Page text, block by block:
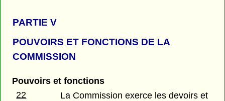
PARTIEV
POUVOIRS ET FONCTIONS DE LA
COMMISSION
Pouvoirs et fonctions
22
La Commission exerce les devoirs et